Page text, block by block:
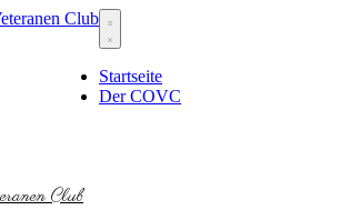
Club
Startseite
Der COVC